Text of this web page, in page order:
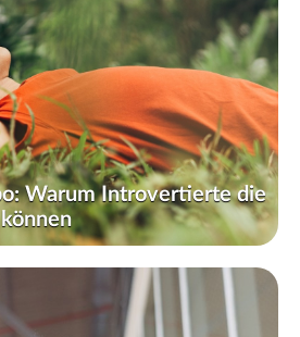
Warum Introvertierte die